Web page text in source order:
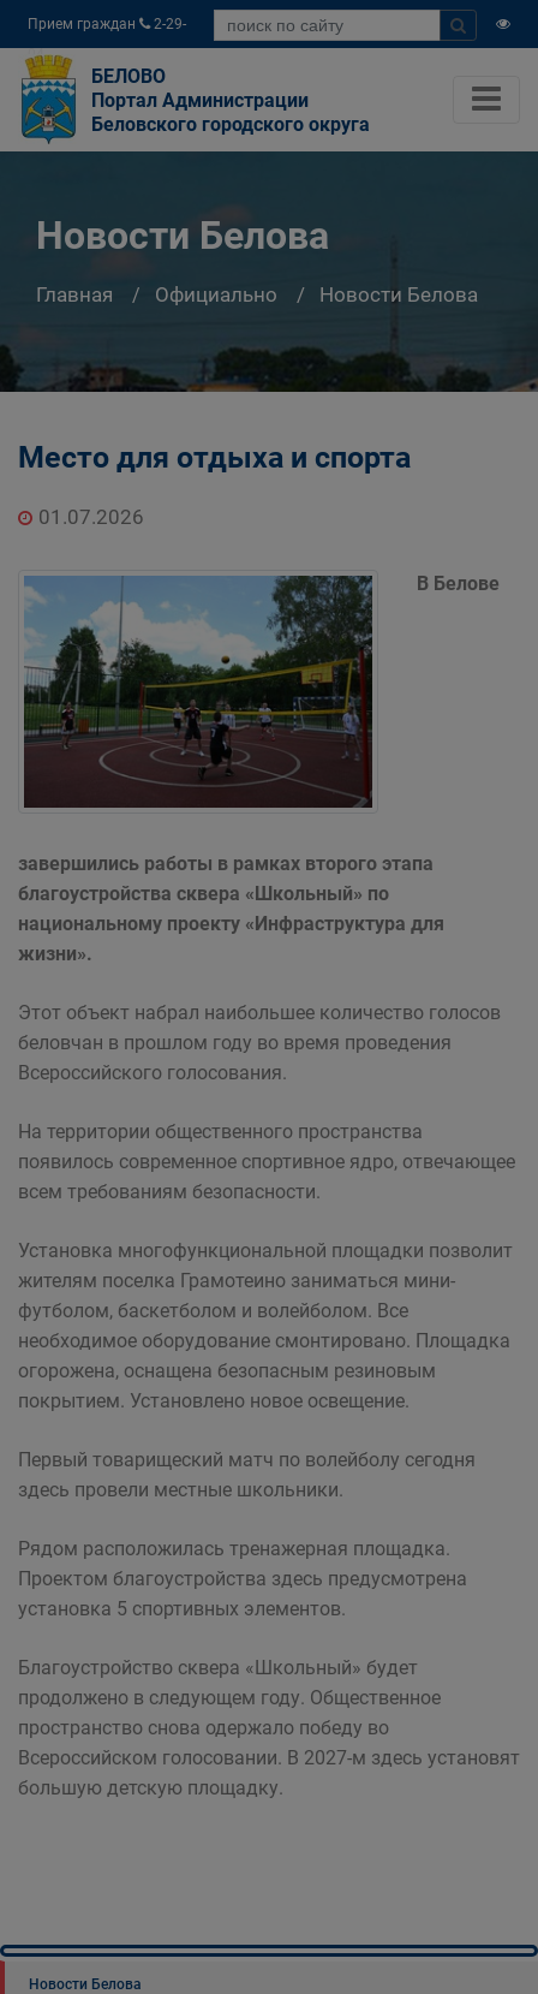
Прием граждан
2-29-
04
БЕЛОВО
Портал Администрации
Беловского городского округа
Новости Белова
Главная Официально Новости Белова
Место для отдыха и спорта
01.07.2026
В Белове
завершились работы в рамках второго этапа
благоустройства сквера «Школьный» по
национальному проекту «Инфраструктура для
жизни».
Этот объект набрал наибольшее количество голосов
беловчан в прошлом году во время проведения
Всероссийского голосования.
На территории общественного пространства
появилось современное спортивное ядро, отвечающее
всем требованиям безопасности.
Установка многофункциональной площадки позволит
жителям поселка Грамотеино заниматься мини-
футболом, баскетболом и волейболом. Все
необходимое оборудование смонтировано. Площадка
огорожена, оснащена безопасным резиновым
покрытием. Установлено новое освещение.
Первый товарищеский матч по волейболу сегодня
здесь провели местные школьники.
Рядом расположилась тренажерная площадка.
Проектом благоустройства здесь предусмотрена
установка 5 спортивных элементов.
Благоустройство сквера «Школьный» будет
продолжено в следующем году. Общественное
пространство снова одержало победу во
Всероссийском голосовании. В 2027-м здесь установят
большую детскую площадку.
Новости Белова